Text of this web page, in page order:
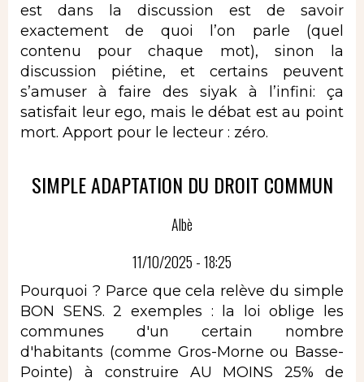
est dans la discussion est de savoir
exactement de quoi l’on parle (quel
contenu pour chaque mot), sinon la
discussion piétine, et certains peuvent
s’amuser à faire des siyak à l’infini: ça
satisfait leur ego, mais le débat est au point
mort. Apport pour le lecteur : zéro.
SIMPLE ADAPTATION DU DROIT COMMUN
Albè
11/10/2025 - 18:25
Pourquoi ? Parce que cela relève du simple
BON SENS. 2 exemples : la loi oblige les
communes d'un certain nombre
d'habitants (comme Gros-Morne ou Basse-
Pointe) à construire AU MOINS 25% de